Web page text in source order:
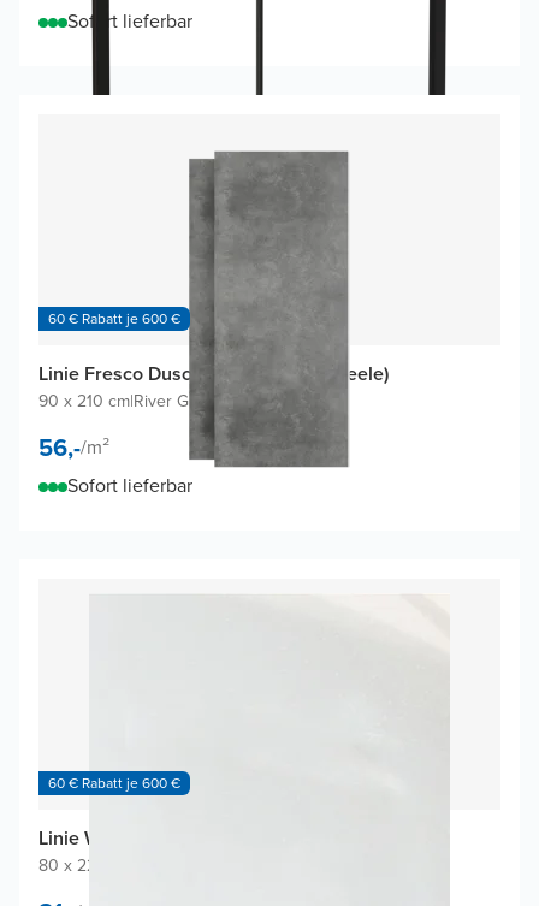
Sofort lieferbar
60 € Rabatt je 600 €
Linie Fresco Duschrückwand (2 Paneele)
90 x 210 cm|River Grey SPC
56,-/m²
Sofort lieferbar
60 € Rabatt je 600 €
Linie Wall Duschrückwand
80 x 220 cm